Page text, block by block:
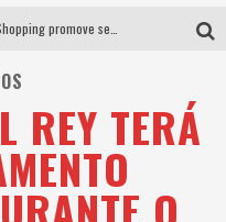
Em julho, Boulevard Shopping sorteia produtos Apple aos clientes do seu Programa de Benefícios
VIASHOPPING CELEBRA O DIA DOS PAIS COM AÇÃO COMPROU-GANHOU EXCLUSIVA
REY TERÁ